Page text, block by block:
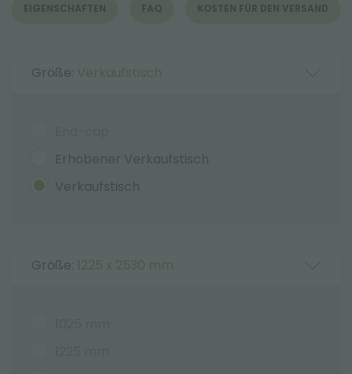
EIGENSCHAFTEN FAQ KOSTEN FÜR DEN VERSAND
Größe: Verkaufstisch
Erhobener Verkaufstisch
Verkaufstisch
Größe: 1225 x 2530 mm